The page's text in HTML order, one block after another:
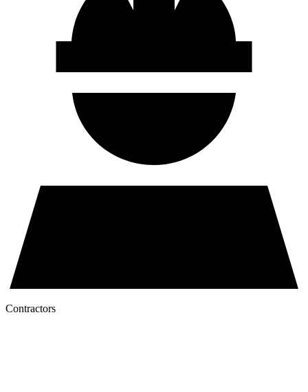
Contractors